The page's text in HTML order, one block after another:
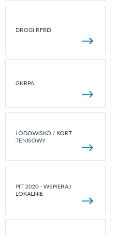
DROGI RFRD
GKRPA
LODOWISKO / KORT
TENISOWY
PIT 2020 - WSPIERAJ
LOKALNIE